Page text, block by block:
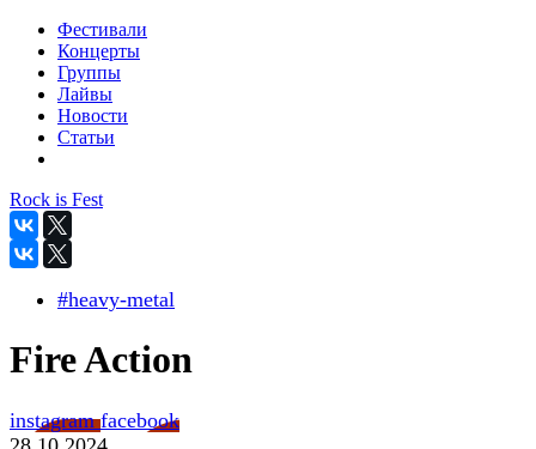
Фестивали
Концерты
Группы
Лайвы
Новости
Статьи
Rock is Fest
#heavy-metal
Fire Action
instagramfacebook